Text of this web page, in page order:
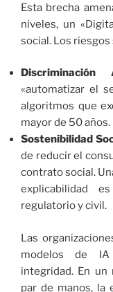
Esta brecha
niveles, un
social. Los
Discriminación
«automatizar el
algoritmos que
mayor de 50 años.
Sostenibilidad
de reducir el
contrato social.
explicabilidad
regulatorio y civil.
Las
modelos de IA
integridad. En un
par de manos, la